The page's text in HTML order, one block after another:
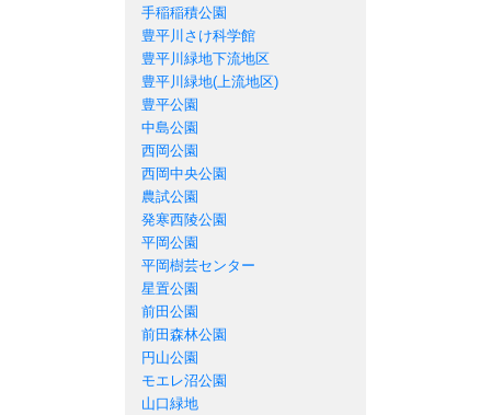
手稲稲積公園
豊平川さけ科学館
豊平川緑地下流地区
豊平川緑地(上流地区)
豊平公園
中島公園
西岡公園
西岡中央公園
農試公園
発寒西陵公園
平岡公園
平岡樹芸センター
星置公園
前田公園
前田森林公園
円山公園
モエレ沼公園
山口緑地